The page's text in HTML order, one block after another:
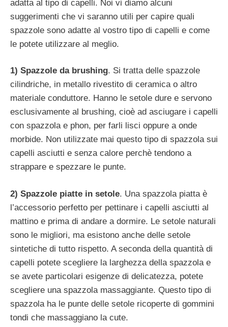
adatta al tipo di capelli. Noi vi diamo alcuni
suggerimenti che vi saranno utili per capire quali
spazzole sono adatte al vostro tipo di capelli e come
le potete utilizzare al meglio.
1) Spazzole da brushing. Si tratta delle spazzole
cilindriche, in metallo rivestito di ceramica o altro
materiale conduttore. Hanno le setole dure e servono
esclusivamente al brushing, cioè ad asciugare i capelli
con spazzola e phon, per farli lisci oppure a onde
morbide. Non utilizzate mai questo tipo di spazzola sui
capelli asciutti e senza calore perchè tendono a
strappare e spezzare le punte.
2) Spazzole piatte in setole. Una spazzola piatta è
l’accessorio perfetto per pettinare i capelli asciutti al
mattino e prima di andare a dormire. Le setole naturali
sono le migliori, ma esistono anche delle setole
sintetiche di tutto rispetto. A seconda della quantità di
capelli potete scegliere la larghezza della spazzola e
se avete particolari esigenze di delicatezza, potete
scegliere una spazzola massaggiante. Questo tipo di
spazzola ha le punte delle setole ricoperte di gommini
tondi che massaggiano la cute.